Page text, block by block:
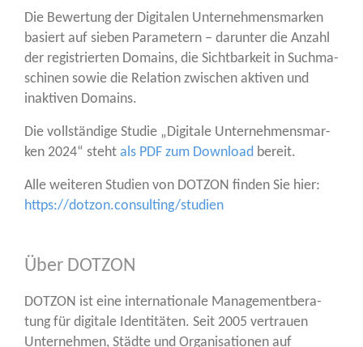
Die Bewer­tung der Digi­ta­len Unter­neh­mens­mar­ken
basiert auf sie­ben Para­me­tern – dar­un­ter die Anzahl
der regis­trier­ten Domains, die Sicht­bar­keit in Such­ma­
schi­nen sowie die Rela­ti­on zwi­schen akti­ven und
inak­ti­ven Domains.
Die voll­stän­di­ge Stu­die „Digi­ta­le Unter­neh­mens­mar­
ken 2024“ steht als PDF zum Down­load bereit.
Alle wei­te­ren Stu­di­en von DOTZON fin­den Sie hier:
https://dotzon.consulting/studien
Über DOTZON
DOTZON ist eine inter­na­tio­na­le Manage­ment­be­ra­
tung für digi­ta­le Iden­ti­tä­ten. Seit 2005 ver­trau­en
Unter­neh­men, Städ­te und Orga­ni­sa­tio­nen auf